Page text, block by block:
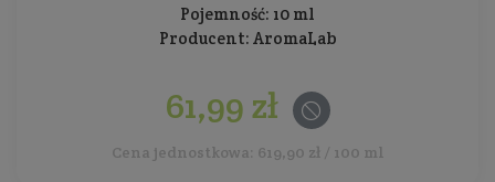
Pojemność: 10 ml
Producent: AromaLab
61,99 zł
Cena jednostkowa: 619,90 zł / 100 ml